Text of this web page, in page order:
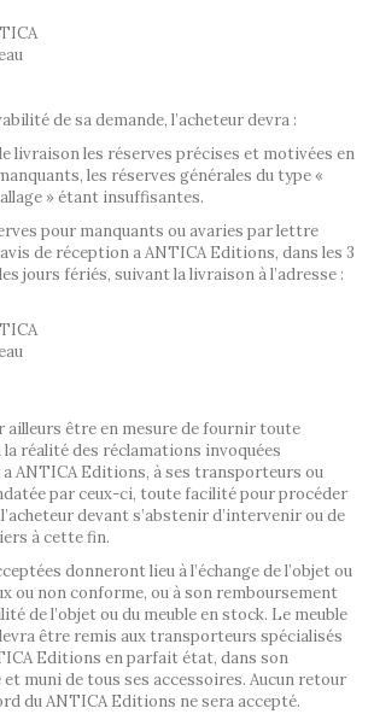
de sa demande, l’acheteur devra :
livraison les réserves précises et motivées en
les réserves générales du type «
» étant insuffisantes.
pour manquants ou avaries par lettre
de réception a ANTICA Editions, dans les 3
jours fériés, suivant la livraison à l’adresse :
ailleurs être en mesure de fournir toute
réalité des réclamations invoquées
ANTICA Editions, à ses transporteurs ou
par ceux-ci, toute facilité pour procéder
devant s’abstenir d’intervenir ou de
à cette fin.
donneront lieu à l’échange de l’objet ou
ou non conforme, ou à son remboursement
de l’objet ou du meuble en stock. Le meuble
être remis aux transporteurs spécialisés
Editions en parfait état, dans son
et muni de tous ses accessoires. Aucun retour
du ANTICA Editions ne sera accepté.